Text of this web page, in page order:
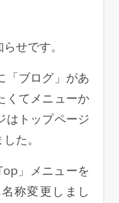
せです。
「ブログ」があ
くてメニューか
はトップページ
た。
」メニューを
称変更しまし